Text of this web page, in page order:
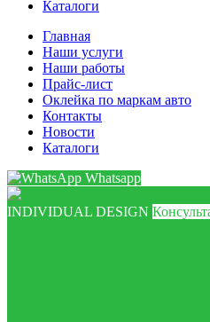
Каталоги
Главная
Наши услуги
Наши работы
Прайс-лист
Оклейка по маркам авто
Контакты
Новости
Каталоги
Whatsapp
INDIVIDUAL DESIGN